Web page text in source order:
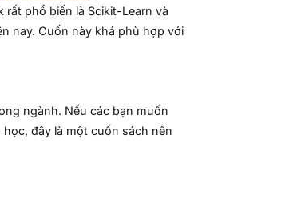
phổ biến là Scikit-Learn và
nay. Cuốn này khá phù hợp với
ngành. Nếu các bạn muốn
đây là một cuốn sách nên